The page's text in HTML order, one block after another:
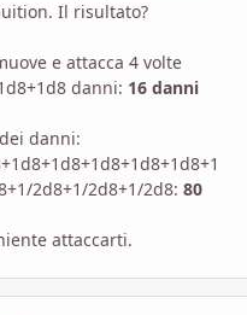
Il risultato?
e attacca 4 volte
danni: 16 danni
danni:
2d8+1/2d8+1/2d8: 80
attaccarti.